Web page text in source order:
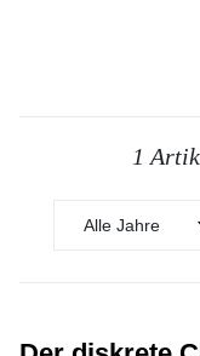
1